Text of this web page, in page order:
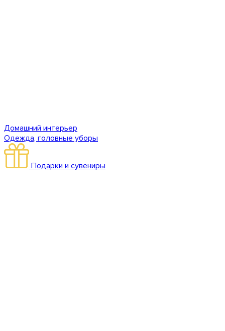
Домашний интерьер
Одежда, головные уборы
Подарки и сувениры